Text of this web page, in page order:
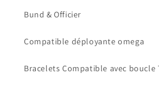
Bund & Officier
Compatible déployante omega
Bracelets Compatible avec boucle